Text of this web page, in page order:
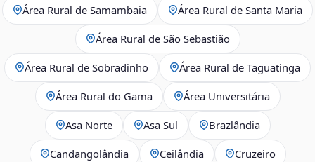
Área Rural de Samambaia Área Rural de Santa Maria
Área Rural de São Sebastião
Área Rural de Sobradinho Área Rural de Taguatinga
Área Rural do Gama Área Universitária
Asa Norte Asa Sul Brazlândia
Candangolândia Ceilândia Cruzeiro